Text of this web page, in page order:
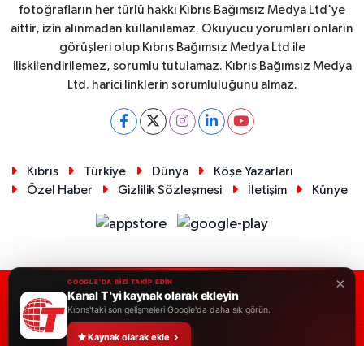
fotoğrafların her türlü hakkı Kıbrıs Bağımsız Medya Ltd'ye
aittir, izin alınmadan kullanılamaz. Okuyucu yorumları onların
görüşleri olup Kıbrıs Bağımsız Medya Ltd ile
ilişkilendirilemez, sorumlu tutulamaz. Kıbrıs Bağımsız Medya
Ltd. harici linklerin sorumluluğunu almaz.
Kıbrıs Türkiye Dünya
Köşe Yazarları
Özel Haber
Gizlilik Sözleşmesi İletişim Künye
RSS Copyright © 2026. Her hakkı saklıdır.
×
GOOGLE'DA BİZİ TAKİP EDİN
Kanal T 'yi kaynak olarak ekleyin
Kıbrıs'taki son gelişmeleri Google'da daha sık görün.
Kaynak olarak ekle